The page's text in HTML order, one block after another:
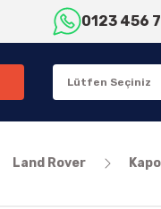
0123 456
Land Rover